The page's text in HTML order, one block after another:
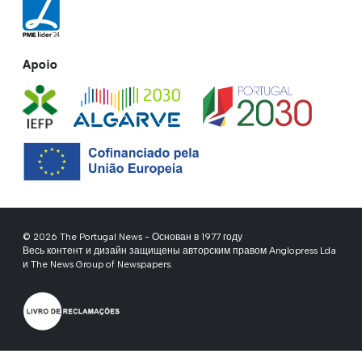
Apoio
© 2026 The Portugal News - Основан в 1977 году
Весь контент и дизайн защищены авторским правом Anglopress Lda
и The News Group of Newspapers.